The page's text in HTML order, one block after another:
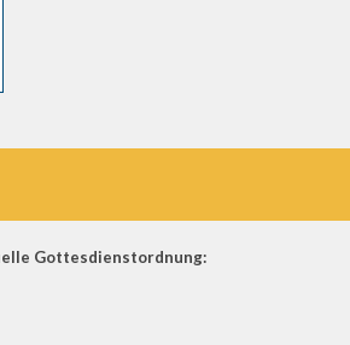
Gottesdienstordnung: